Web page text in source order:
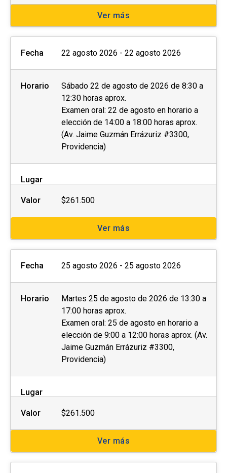
Ver más
Fecha 22 agosto 2026 - 22 agosto 2026
Horario
Sábado 22 de agosto de 2026 de 8:30 a
12:30 horas aprox.
Examen oral: 22 de agosto en horario a
elección de 14:00 a 18:00 horas aprox.
(Av. Jaime Guzmán Errázuriz #3300,
Providencia)
Lugar
Valor $261.500
Ver más
Fecha 25 agosto 2026 - 25 agosto 2026
Horario
Martes 25 de agosto de 2026 de 13:30 a
17:00 horas aprox.
Examen oral: 25 de agosto en horario a
elección de 9:00 a 12:00 horas aprox. (Av.
Jaime Guzmán Errázuriz #3300,
Providencia)
Lugar
Valor $261.500
Ver más